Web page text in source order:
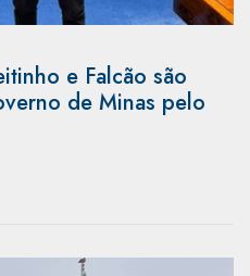
e Falcão são
de Minas pelo